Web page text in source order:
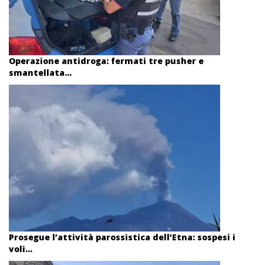
Operazione antidroga: fermati tre pusher e
smantellata...
Prosegue l’attività parossistica dell’Etna: sospesi i
voli...